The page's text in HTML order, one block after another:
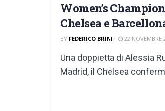
Women’s
Chelsea e
BY FEDERICO BRINI 22 NOVEMBRE
Una doppietta di Alessia
Madrid, il Chelsea